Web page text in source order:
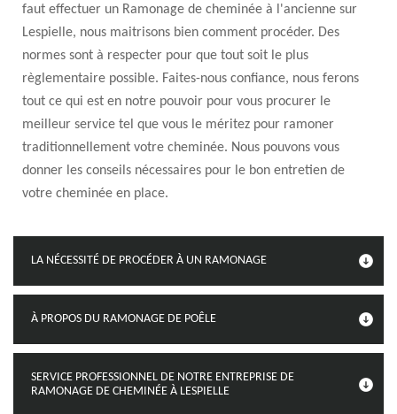
faut effectuer un Ramonage de cheminée à l'ancienne sur
Lespielle, nous maitrisons bien comment procéder. Des
normes sont à respecter pour que tout soit le plus
règlementaire possible. Faites-nous confiance, nous ferons
tout ce qui est en notre pouvoir pour vous procurer le
meilleur service tel que vous le méritez pour ramoner
traditionnellement votre cheminée. Nous pouvons vous
donner les conseils nécessaires pour le bon entretien de
votre cheminée en place.
LA NÉCESSITÉ DE PROCÉDER À UN RAMONAGE
À PROPOS DU RAMONAGE DE POÊLE
SERVICE PROFESSIONNEL DE NOTRE ENTREPRISE DE
RAMONAGE DE CHEMINÉE À LESPIELLE